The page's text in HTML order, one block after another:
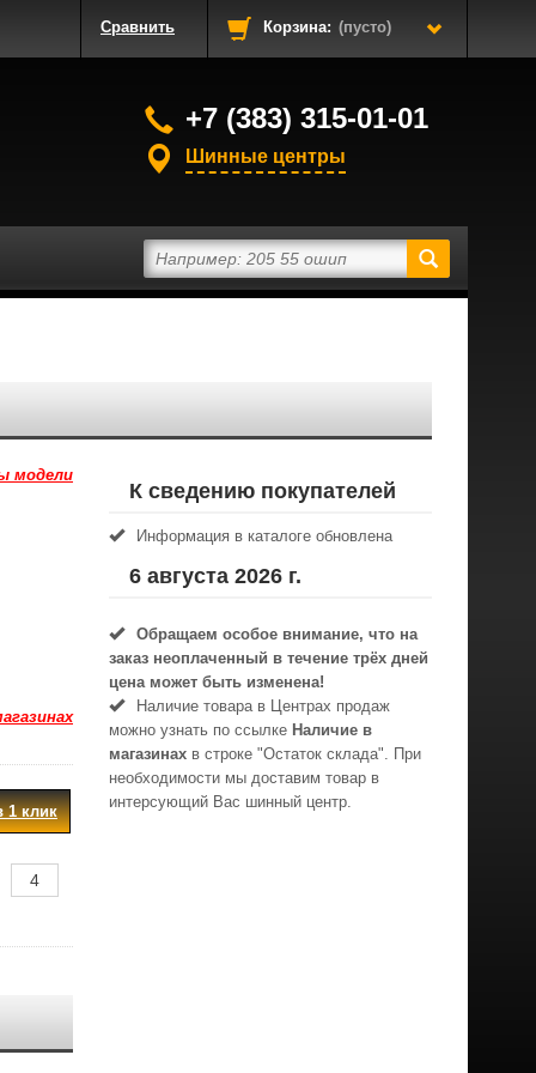
Сравнить Корзина: (пусто)
+7 (383) 315-01-01
Шинные центры
модели
1 клик
К сведению покупателей
Информация в каталоге обновлена
6 августа 2026 г.
Обращаем особое внимание, что на
заказ неоплаченный в течениe трёх дней
цена может быть изменена!
Наличие товара в Центрах продаж
можно узнать по ссылке Наличие в
магазинах в строке "Остаток склада". При
необходимости мы доставим товар в
интерсующий Вас шинный центр.